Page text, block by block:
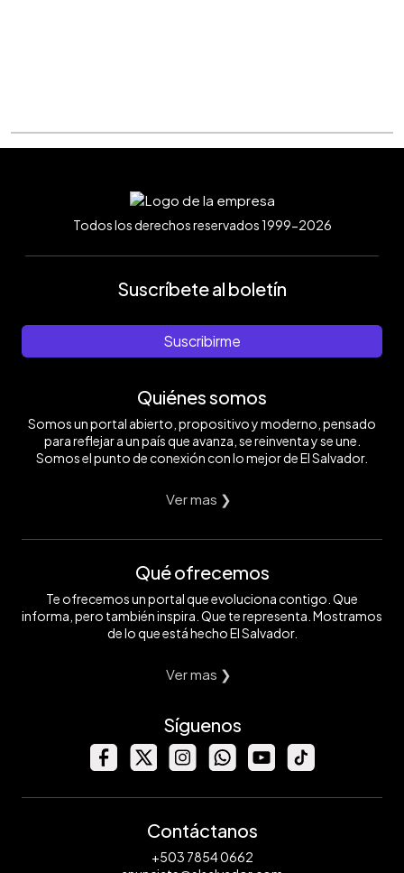
Todos los derechos reservados 1999-2026
Suscríbete al boletín
Suscribirme
Quiénes somos
Somos un portal abierto, propositivo y moderno, pensado
para reflejar a un país que avanza, se reinventa y se une.
Somos el punto de conexión con lo mejor de El Salvador.
Ver mas ❯
Qué ofrecemos
Te ofrecemos un portal que evoluciona contigo. Que
informa, pero también inspira. Que te representa. Mostramos
de lo que está hecho El Salvador.
Ver mas ❯
Síguenos
Contáctanos
+503 7854 0662